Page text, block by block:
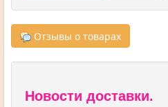
Отзывы о товарах
Новости доставки.